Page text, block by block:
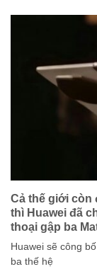
Cả thế giới còn
thì Huawei đã
thoại gập ba
Huawei sẽ công
ba thế hệ